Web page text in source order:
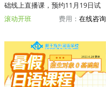
础线上直播课，预约11月19日试
听课先体验~
滚动开班 费用： 在线咨询